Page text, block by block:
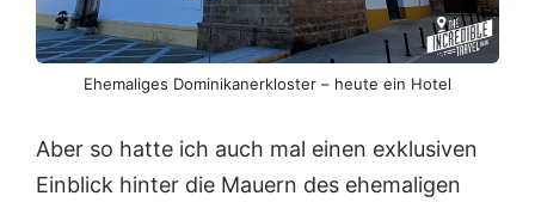
Ehemaliges Dominikanerkloster – heute ein Hotel
Aber so hatte ich auch mal einen exklusiven
Einblick hinter die Mauern des ehemaligen